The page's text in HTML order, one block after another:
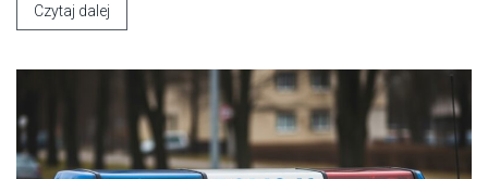
Czytaj dalej